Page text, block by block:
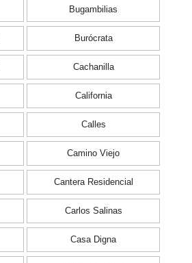
Bugambilias
Burócrata
Cachanilla
California
Calles
Camino Viejo
Cantera Residencial
Carlos Salinas
Casa Digna